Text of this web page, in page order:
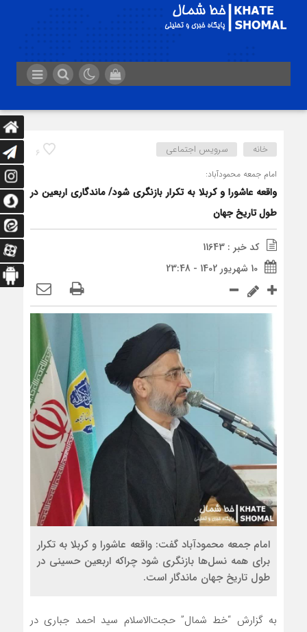
6 خانه سرویس اجتماعی
امام جمعه محمودآباد:
واقعه عاشورا و کربلا به تکرار بازنگری شود/ ماندگاری اربعین در
طول تاریخ جهان
کد خبر : 11643
10 شهریور 1402 - 23:48
امام جمعه محمودآباد گفت: واقعه عاشورا و کربلا به تکرار
برای همه نسل‌ها بازنگری شود چراکه اربعین حسینی در
طول تاریخ جهان ماندگار است.
به گزارش “خط شمال” حجت‌الاسلام سید احمد جباری در